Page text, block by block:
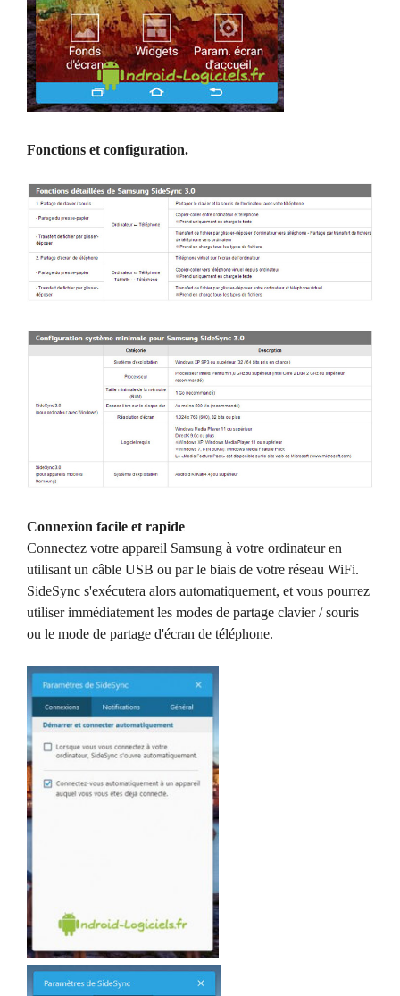
Fonctions et configuration.
Connexion facile et rapide
Connectez votre appareil Samsung à votre ordinateur en
utilisant un câble USB ou par le biais de votre réseau WiFi.
SideSync s'exécutera alors automatiquement, et vous pourrez
utiliser immédiatement les modes de partage clavier / souris
ou le mode de partage d'écran de téléphone.